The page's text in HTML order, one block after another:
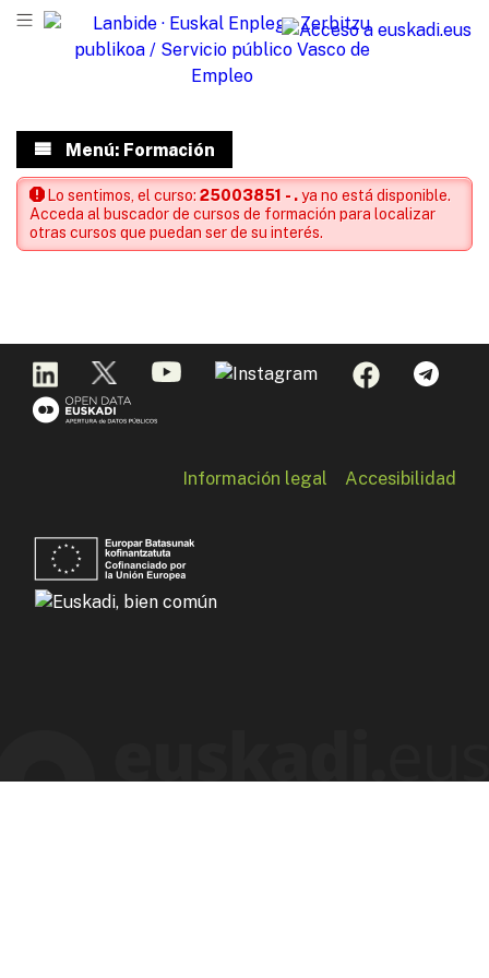
Menú: Formación
Lo sentimos, el curso:25003851 - .ya no está disponible.
Acceda al buscador de cursos de formación para localizar
otras cursos que puedan ser de su interés.
Información legal Accesibilidad